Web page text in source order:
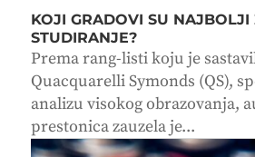
KOJI GRADOVI SU NAJBOLJI
STUDIRANJE?
Prema rang-listi koju je
Quacquarelli Symonds (QS),
analizu visokog obrazovanja,
prestonica zauzela je...